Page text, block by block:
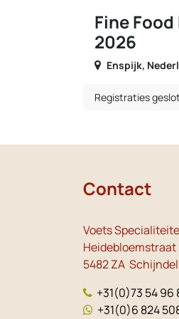
Fine
2026
Enspijk,
Registraties
Contact
Voets
Heidebloemstraat
5482 ZA Schijndel
+31(0)73 54 96
+31(0)6 824